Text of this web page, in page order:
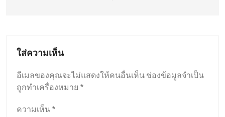
ใส่ความเห็น
อีเมลของคุณจะไม่แสดงให้คนอื่นเห็นช่องข้อมูลจำเป็น
ถูกทำเครื่องหมาย *
ความเห็น*